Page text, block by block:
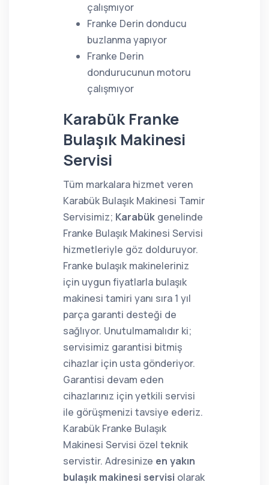
çalışmıyor
Franke Derin donducu
buzlanma yapıyor
Franke Derin
dondurucunun motoru
çalışmıyor
Karabük Franke
Bulaşık Makinesi
Servisi
Tüm markalara hizmet veren
Karabük Bulaşık Makinesi Tamir
Servisimiz; Karabük genelinde
Franke Bulaşık Makinesi Servisi
hizmetleriyle göz dolduruyor.
Franke bulaşık makineleriniz
için uygun fiyatlarla bulaşık
makinesi tamiri yanı sıra 1 yıl
parça garanti desteği de
sağlıyor. Unutulmamalıdır ki;
servisimiz garantisi bitmiş
cihazlar için usta gönderiyor.
Garantisi devam eden
cihazlarınız için yetkili servisi
ile görüşmenizi tavsiye ederiz.
Karabük Franke Bulaşık
Makinesi Servisi özel teknik
servistir. Adresinize en yakın
bulaşık makinesi servisi olarak